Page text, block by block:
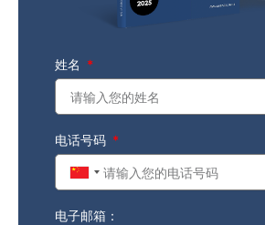
姓名
电话号码
China
电子邮箱：